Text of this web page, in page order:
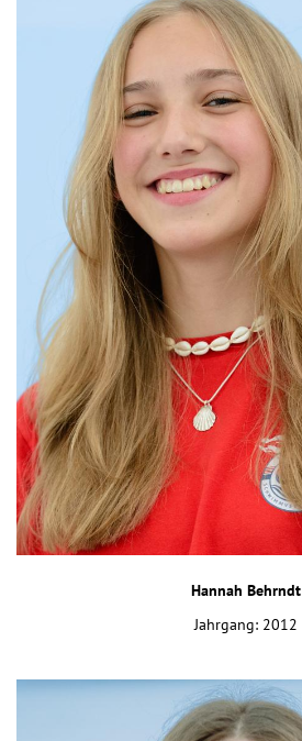
Hannah Behrndt
Jahrgang: 2012